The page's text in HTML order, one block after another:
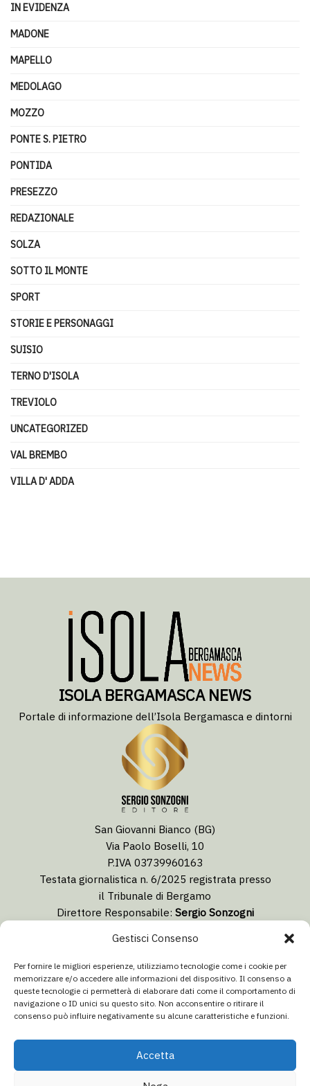
Gestisci Consenso
Per fornire le migliori esperienze, utilizziamo tecnologie come i cookie per
memorizzare e/o accedere alle informazioni del dispositivo. Il consenso a
queste tecnologie ci permetterà di elaborare dati come il comportamento di
navigazione o ID unici su questo sito. Non acconsentire o ritirare il
consenso può influire negativamente su alcune caratteristiche e funzioni.
Accetta
IN EVIDENZA
MADONE
MAPELLO
MEDOLAGO
MOZZO
PONTE S. PIETRO
PONTIDA
PRESEZZO
REDAZIONALE
SOLZA
SOTTO IL MONTE
SPORT
STORIE E PERSONAGGI
SUISIO
TERNO D'ISOLA
TREVIOLO
UNCATEGORIZED
VAL BREMBO
VILLA D' ADDA
ISOLA BERGAMASCA NEWS
Portale di informazione dell’Isola Bergamasca e dintorni
San Giovanni Bianco (BG)
Via Paolo Boselli, 10
P.IVA 03739960163
Testata giornalistica n. 6/2025 registrata presso
il Tribunale di Bergamo
Direttore Responsabile: Sergio Sonzogni
redazione@isolabergamascanews.it
info@italiacommunication.com
Telefono: 0345 41834